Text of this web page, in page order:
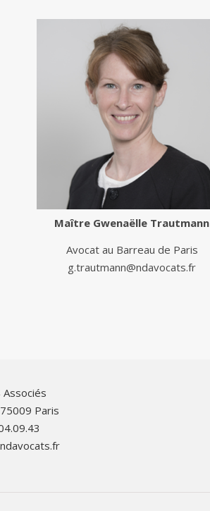
Maître Gwenaëlle Trautmann
Avocat au Barreau de Paris
g.trautmann@ndavocats.fr
Associés
Paris